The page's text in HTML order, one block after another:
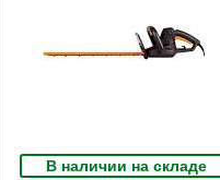
В наличии на складе